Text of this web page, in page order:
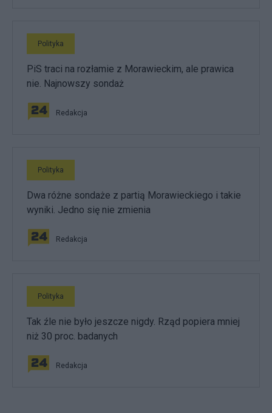
Polityka
PiS traci na rozłamie z Morawieckim, ale prawica
nie. Najnowszy sondaż
Redakcja
Polityka
Dwa różne sondaże z partią Morawieckiego i takie
wyniki. Jedno się nie zmienia
Redakcja
Polityka
Tak źle nie było jeszcze nigdy. Rząd popiera mniej
niż 30 proc. badanych
Redakcja